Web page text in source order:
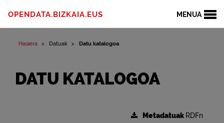
MENUA
OPENDATA.BIZKAIA.EUS
Hasiera Datuak Datu katalogoa
DATU KATALOGOA
Metadatuak RDFn